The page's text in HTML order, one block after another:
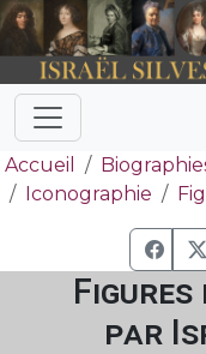
Accueil
Iconographie
Figures
par